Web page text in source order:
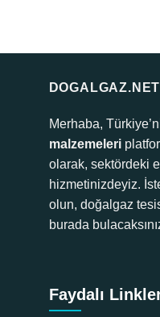
DOGALGAZ.NET
Merhaba,
malzemeleri
olarak, sektördeki
hizmetinizdeyiz.
olun, doğalgaz
burada
Faydalı